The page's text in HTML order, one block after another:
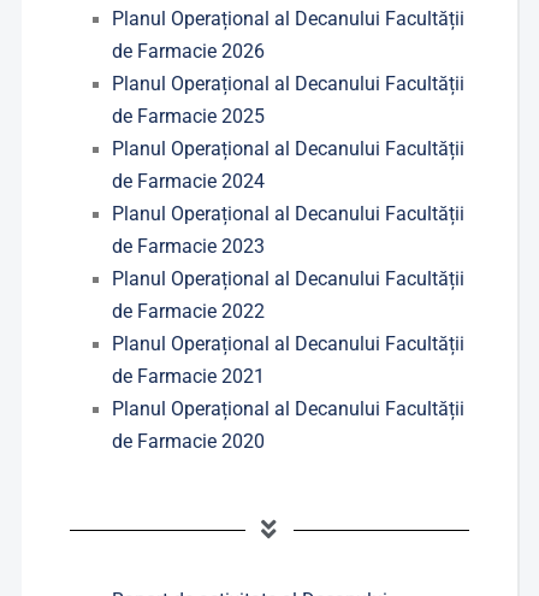
Planul Operațional al Decanului Facultății
de Farmacie 2026
Planul Operațional al Decanului Facultății
de Farmacie 2025
Planul Operațional al Decanului Facultății
de Farmacie 2024
Planul Operațional al Decanului Facultății
de Farmacie 2023
Planul Operațional al Decanului Facultății
de Farmacie 2022
Planul Operațional al Decanului Facultății
de Farmacie 2021
Planul Operațional al Decanului Facultății
de Farmacie 2020